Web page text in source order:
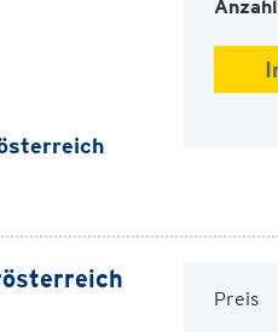
Anzahl
Preis